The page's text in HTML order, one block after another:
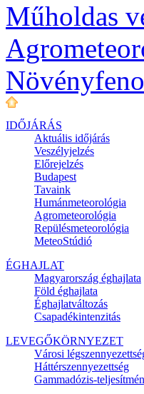
Műholdas
IDŐJÁRÁS
Aktuális időjárás
Veszélyjelzés
Előrejelzés
Budapest
Tavaink
Humánmeteorológia
Agrometeorológia
Repülésmeteorológia
MeteoStúdió
ÉGHAJLAT
Magyarország éghajlata
Föld éghajlata
Éghajlatváltozás
Csapadékintenzitás
LEVEGŐKÖRNYEZET
Városi
Háttérszennyezettség
Gammadózis-